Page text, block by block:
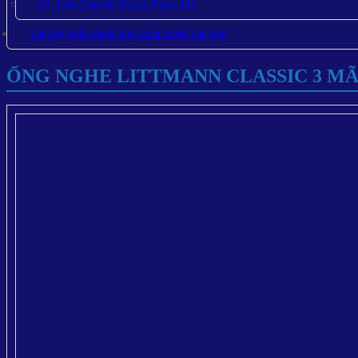
Vật Liệu Chuyên Ngành Thẩm Mỹ
Vật liệu phẫu thuật tăng kích thước cậu nhỏ
ỐNG NGHE LITTMANN CLASSIC 3